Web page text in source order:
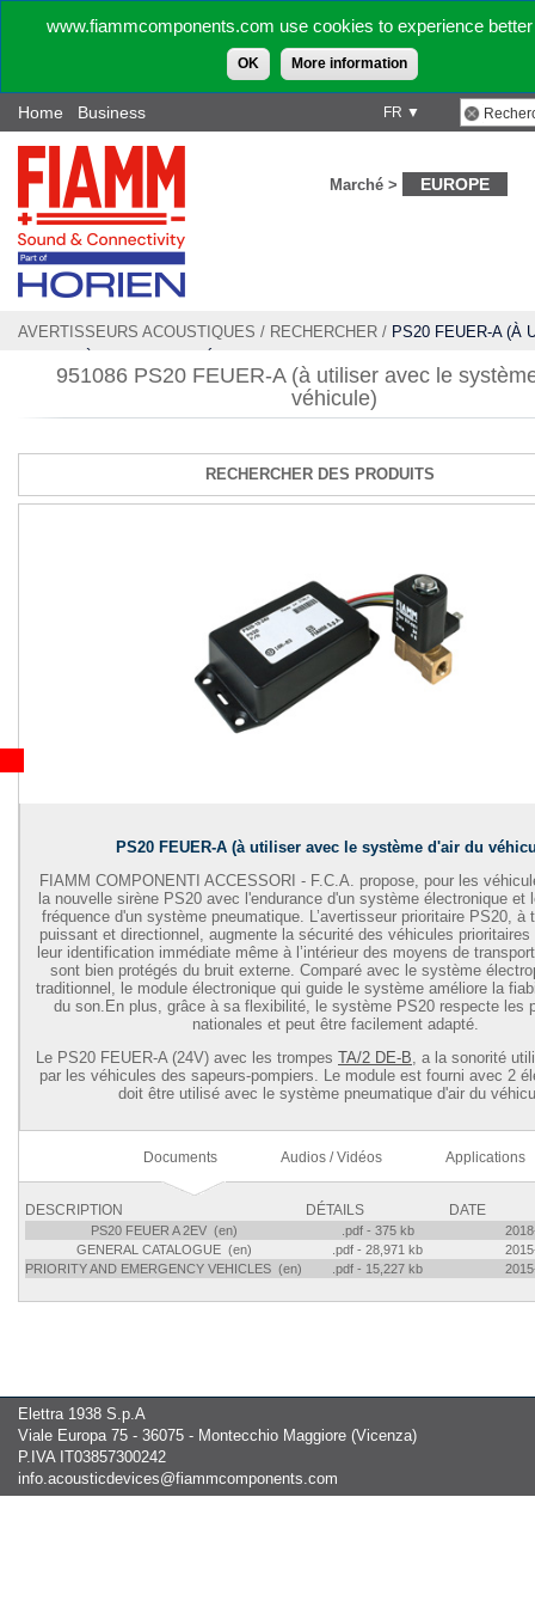
www.fiammcomponents.com use cookies to experience
OK More information
FR ▼
Home Business
Marché > EUROPE
AVERTISSEURS ACOUSTIQUES / RECHERCHER / PS20 FEUER-A (À
951086 PS20 FEUER-A (à utiliser avec le
véhicule)
RECHERCHER DES PRODUITS
PS20 FEUER-A (à utiliser avec le système d'air du
FIAMM COMPONENTI ACCESSORI - F.C.A. propose, pour les
la nouvelle sirène PS20 avec l'endurance d'un système électronique et
fréquence d'un système pneumatique. L’avertisseur prioritaire PS20, à
puissant et directionnel, augmente la sécurité des véhicules prioritaires
leur identification immédiate même à l’intérieur des moyens de
sont bien protégés du bruit externe. Comparé avec le système
traditionnel, le module électronique qui guide le système améliore la
du son.En plus, grâce à sa flexibilité, le système PS20 respecte les
nationales et peut être facilement adapté.
Le PS20 FEUER-A (24V) avec les trompes TA/2 DE-B , a la sonorité
par les véhicules des sapeurs-pompiers. Le module est fourni avec 2
doit être utilisé avec le système pneumatique d'air du
Documents Audios / Vidéos Applications
DESCRIPTION DÉTAILS DATE
PS20 FEUER A 2EV (en) .pdf - 375 kb
GENERAL CATALOGUE (en)
.pdf - 28,971 kb
PRIORITY AND EMERGENCY VEHICLES (en)
.pdf - 15,227 kb
Elettra 1938 S.p.A
Viale Europa 75 - 36075 - Montecchio Maggiore (Vicenza)
P.IVA IT03857300242
info.acousticdevices@fiammcomponents.com